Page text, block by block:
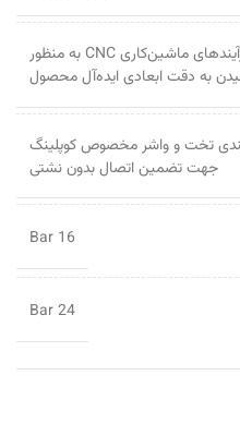
استفاده از فرآیندهای ماشین‌کاری CNC به منظور
به دقت ابعادی ایده‌آل محصول
تخت و واشر مخصوص کوپلینگ
جهت تضمین اتصال بدون نشتی
16 Bar
24 Bar